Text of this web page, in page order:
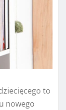
to
nowego